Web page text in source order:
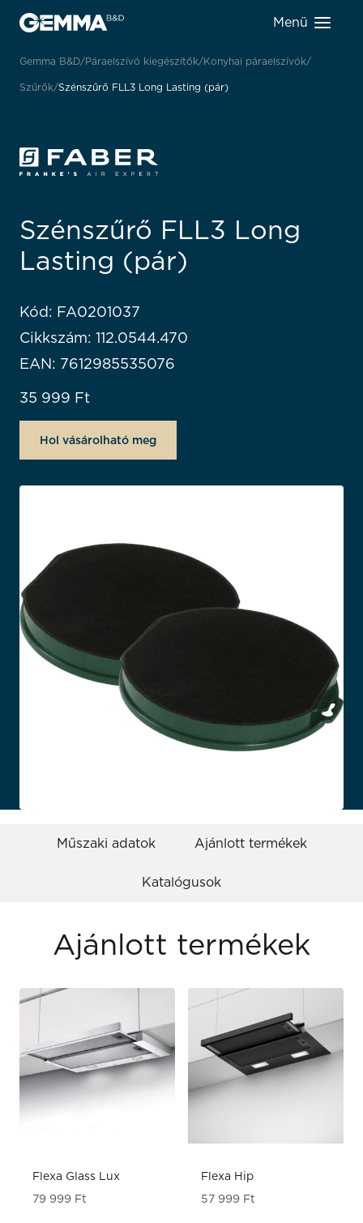
Menü
Gemma B&D Páraelszívó kiegészítők Konyhai páraelszívók
Szűrők Szénszűrő FLL3 Long Lasting (pár)
Szénszűrő FLL3 Long
Lasting (pár)
Kód: FA0201037
Cikkszám: 112.0544.470
EAN: 7612985535076
35 999 Ft
Hol vásárolható meg
Műszaki adatok Ajánlott termékek
Katalógusok
Ajánlott termékek
Flexa Glass Lux
79 999 Ft
Flexa Hip
57 999 Ft